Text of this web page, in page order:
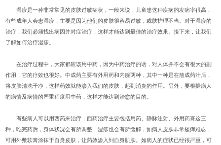
湿疹是一种非常常见的皮肤过敏症状，一般来说，儿童患这种疾病的发病率很高，
有些成年人会患湿疹，主要是因为他们的皮肤很容易过敏，或肤护理不当。对于湿疹的
治疗，我们必须找出病因并对症治疗，这样才能达到最佳的治疗效果。接下来，让我们
了解如何治疗湿疹。
在治疗过程中，大家都应该用中药，因为中药治疗的话，对人体并不会有很大的副
作用，它的疗效也很好。中成药主要有外用药和内服两种，其中一种是在熬成药汁后，
将皮肤清洗干净，这样药效就能渗入我们的皮肤，起到消炎的作用。另外，要根据病人
的病情及病情的严重程度用中药，这样才能达到治愈的目的。
有些病人可以用西药来治疗，西药治疗主要包括用药、静脉注射、外用药膏这三
种，吃完药后，身体状况会有所调整，湿疹也会有所缓解，如病人皮肤非常瘙痒难忍，
可用外敷软膏涂抹于自身皮肤，让药效渗入到自身肌肤。如病人的症状已经很严重，可